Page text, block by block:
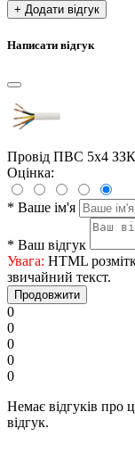
+ Додати відгук
Написати відгук
Провід ПВС 5х4
Оцінка:
* Ваше ім'я
* Ваш відгук
Увага: HTML
звичайний текст.
Продовжити
0
0
0
0
0
Немає відгуків про
відгук.